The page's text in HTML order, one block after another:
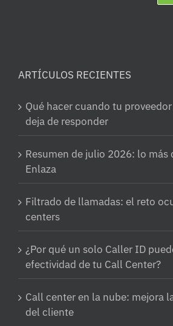
ARTÍCULOS RECIENTES
Qué hacer cuando tu
deja de responder
Resumen de julio 2026: lo más
Enlaza
Filtrado de llamadas: el reto
centers
¿Por qué un solo Caller ID
efectividad de tu Call Center?
Call center en la nube: mejora
del cliente